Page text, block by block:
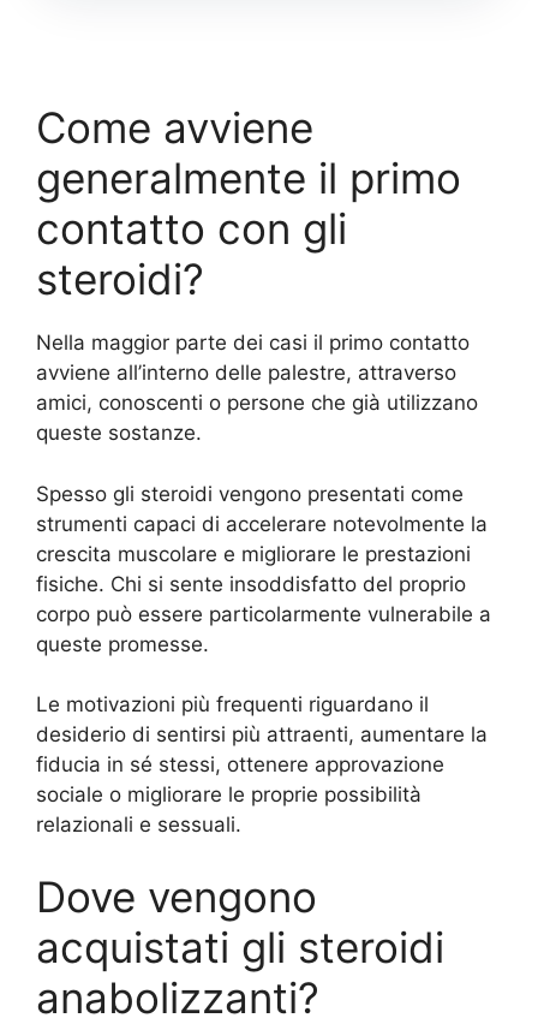
Come avviene
generalmente il primo
contatto con gli
steroidi?
Nella maggior parte dei casi il primo contatto
avviene all’interno delle palestre, attraverso
amici, conoscenti o persone che già utilizzano
queste sostanze.
Spesso gli steroidi vengono presentati come
strumenti capaci di accelerare notevolmente la
crescita muscolare e migliorare le prestazioni
fisiche. Chi si sente insoddisfatto del proprio
corpo può essere particolarmente vulnerabile a
queste promesse.
Le motivazioni più frequenti riguardano il
desiderio di sentirsi più attraenti, aumentare la
fiducia in sé stessi, ottenere approvazione
sociale o migliorare le proprie possibilità
relazionali e sessuali.
Dove vengono
acquistati gli steroidi
anabolizzanti?